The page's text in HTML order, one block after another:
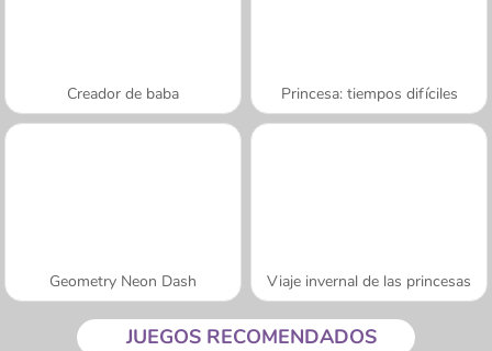
Creador de baba Princesa: tiempos difíciles
Geometry Neon Dash Viaje invernal de las princesas
JUEGOS RECOMENDADOS